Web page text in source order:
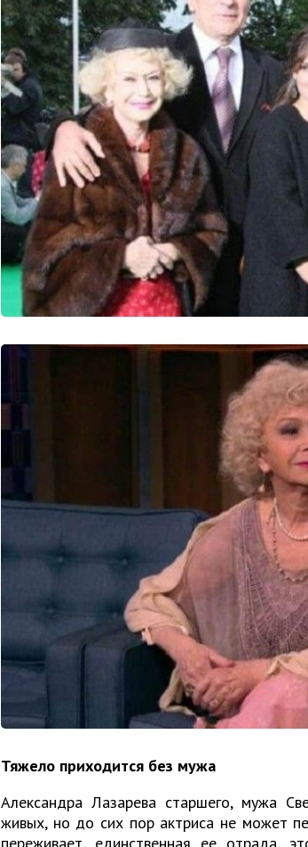
Тяжело приходится без мужа
Александра Лазарева старшего, мужа
живых, но до сих пор актриса не может
переживает, единственная ее отрада,